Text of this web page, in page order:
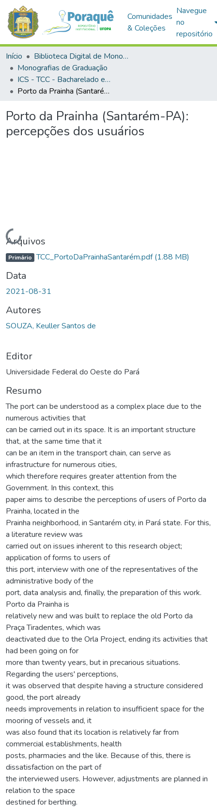
Comunidades
& Coleções
Navegue
no
repositório
Início
Biblioteca Digital de Monografias (BDM)
Monografias de Graduação
ICS - TCC - Bacharelado em Gestão Pública e Desenvolvimento Regional
Porto da Prainha (Santarém-PA): percepções dos usuários
Porto da Prainha (Santarém-PA):
percepções dos usuários
Carregando...
Arquivos
Primário TCC_PortoDaPrainhaSantarém.pdf(1.88 MB)
Data
2021-08-31
Autores
SOUZA, Keuller Santos de
Editor
Universidade Federal do Oeste do Pará
Resumo
The port can be understood as a complex place due to the
numerous activities that
can be carried out in its space. It is an important structure
that, at the same time that it
can be an item in the transport chain, can serve as
infrastructure for numerous cities,
which therefore requires greater attention from the
Government. In this context, this
paper aims to describe the perceptions of users of Porto da
Prainha, located in the
Prainha neighborhood, in Santarém city, in Pará state. For this,
a literature review was
carried out on issues inherent to this research object;
application of forms to users of
this port, interview with one of the representatives of the
administrative body of the
port, data analysis and, finally, the preparation of this work.
Porto da Prainha is
relatively new and was built to replace the old Porto da
Praça Tiradentes, which was
deactivated due to the Orla Project, ending its activities that
had been going on for
more than twenty years, but in precarious situations.
Regarding the users' perceptions,
it was observed that despite having a structure considered
good, the port already
needs improvements in relation to insufficient space for the
mooring of vessels and, it
was also found that its location is relatively far from
commercial establishments, health
posts, pharmacies and the like. Because of this, there is
dissatisfaction on the part of
the interviewed users. However, adjustments are planned in
relation to the space
destined for berthing.